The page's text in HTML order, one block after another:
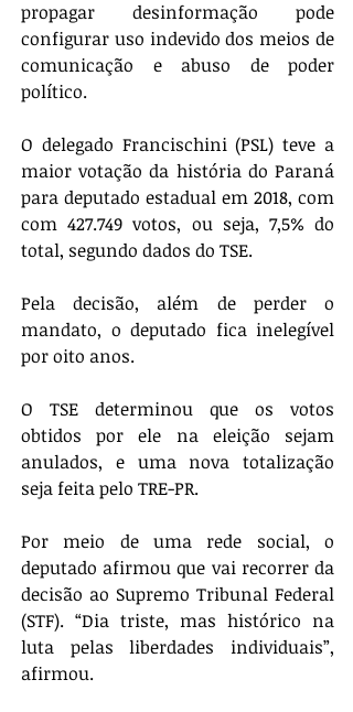
propagar desinformação pode
configurar uso indevido dos meios de
comunicação e abuso de poder
político.
O delegado Francischini (PSL) teve a
maior votação da história do Paraná
para deputado estadual em 2018, com
com 427.749 votos, ou seja, 7,5% do
total, segundo dados do TSE.
Pela decisão, além de perder o
mandato, o deputado fica inelegível
por oito anos.
O TSE determinou que os votos
obtidos por ele na eleição sejam
anulados, e uma nova totalização
seja feita pelo TRE-PR.
Por meio de uma rede social, o
deputado afirmou que vai recorrer da
decisão ao Supremo Tribunal Federal
(STF). “Dia triste, mas histórico na
luta pelas liberdades individuais”,
afirmou.